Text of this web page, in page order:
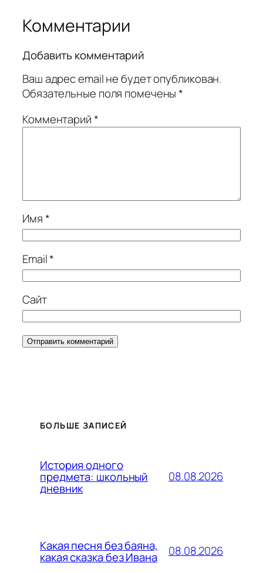
Комментарии
Добавить комментарий
Ваш адрес email не будет опубликован.
Обязательные поля помечены*
Комментарий*
Имя*
Email*
Сайт
БОЛЬШЕ ЗАПИСЕЙ
История одного
предмета: школьный
дневник
08.08.2026
Какая песня без баяна,
какая сказка без Ивана 08.08.2026